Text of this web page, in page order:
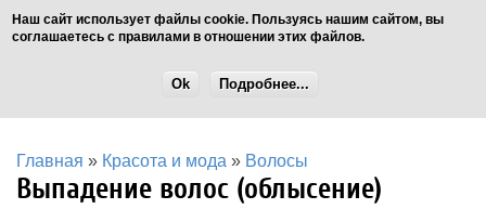
Наш сайт использует файлы cookie. Пользуясь нашим сайтом, вы
соглашаетесь с правилами в отношении этих файлов.
Ok Подробнее...
Главная » Красота и мода » Волосы
Выпадение волос (облысение)